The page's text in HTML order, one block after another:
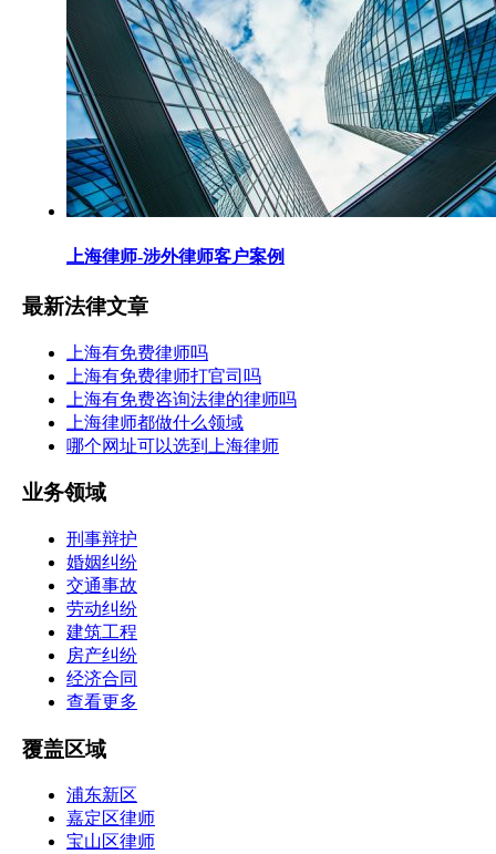
上海律师-涉外律师客户案例
最新法律文章
上海有免费律师吗
上海有免费律师打官司吗
上海有免费咨询法律的律师吗
上海律师都做什么领域
哪个网址可以选到上海律师
业务领域
刑事辩护
婚姻纠纷
交通事故
劳动纠纷
建筑工程
房产纠纷
经济合同
查看更多
覆盖区域
浦东新区
嘉定区律师
宝山区律师